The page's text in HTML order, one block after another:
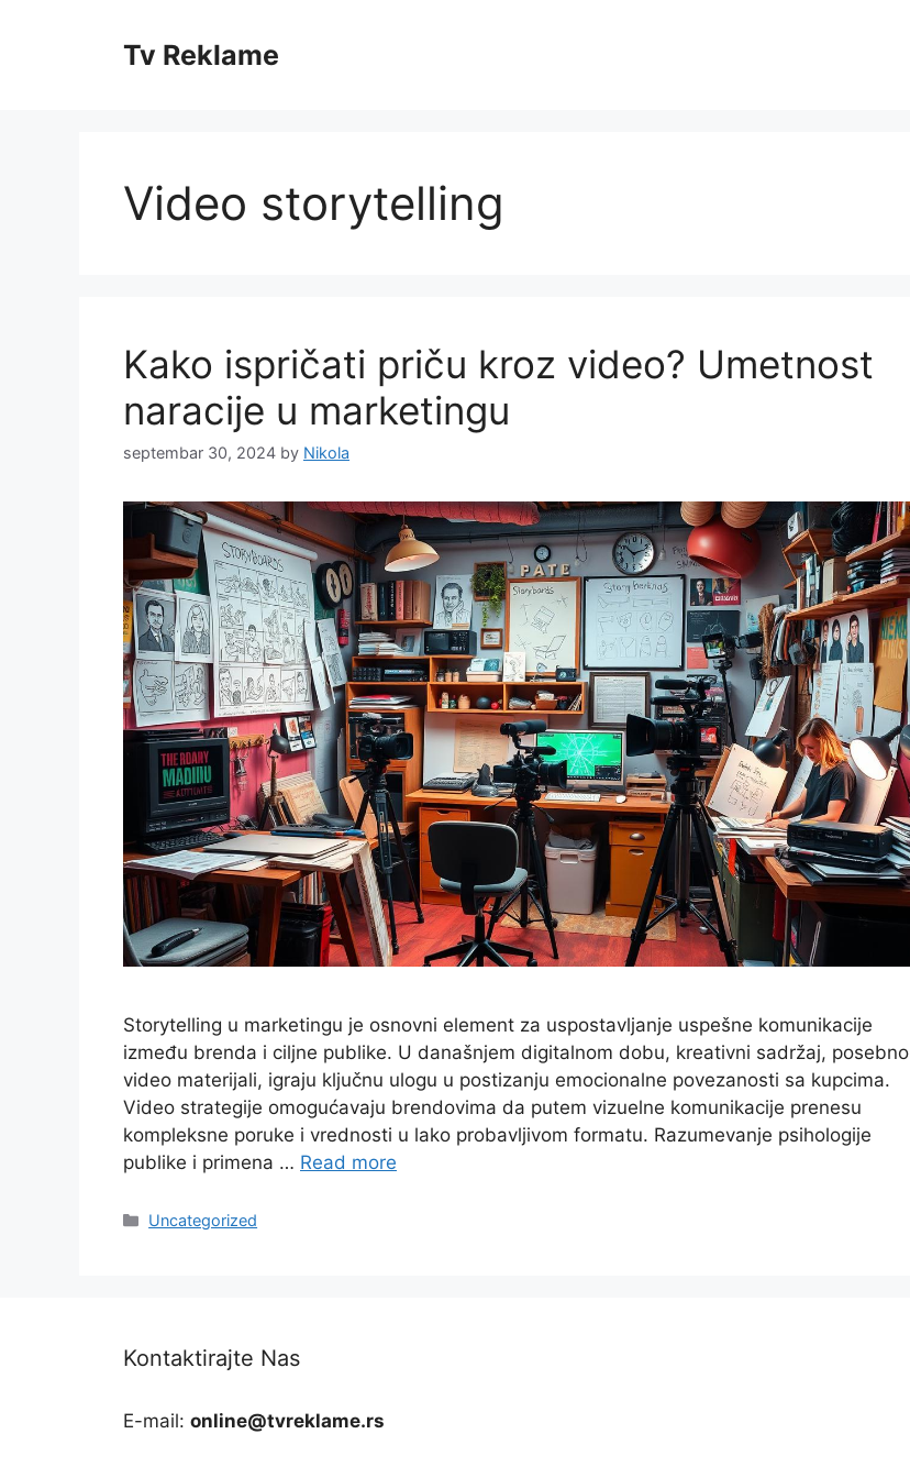
Tv Reklame
Video storytelling
Kako ispričati priču kroz video? Umetnost
naracije u marketingu
septembar 30, 2024 by Nikola
Storytelling u marketingu je osnovni element za uspostavljanje uspešne komunikacije
između brenda i ciljne publike. U današnjem digitalnom dobu, kreativni sadržaj, posebno
video materijali, igraju ključnu ulogu u postizanju emocionalne povezanosti sa kupcima.
Video strategije omogućavaju brendovima da putem vizuelne komunikacije prenesu
kompleksne poruke i vrednosti u lako probavljivom formatu. Razumevanje psihologije
publike i primena … Read more
Categories
Uncategorized
Kontaktirajte Nas
E-mail: online@tvreklame.rs